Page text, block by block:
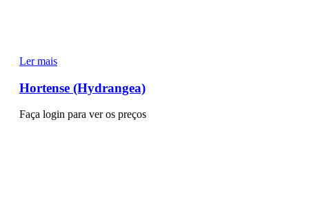
Ler mais
Hortense (Hydrangea)
Faça login para ver os preços